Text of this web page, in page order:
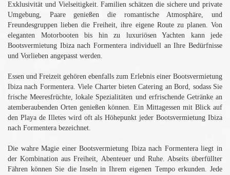
Exklusivität und Vielseitigkeit. Familien schätzen die sichere und private
Umgebung, Paare genießen die romantische Atmosphäre, und
Freundesgruppen lieben die Freiheit, ihre eigene Route zu planen. Von
eleganten Motorbooten bis hin zu luxuriösen Yachten kann jede
Bootsvermietung Ibiza nach Formentera individuell an Ihre Bedürfnisse
und Vorlieben angepasst werden.
Essen und Freizeit gehören ebenfalls zum Erlebnis einer Bootsvermietung
Ibiza nach Formentera. Viele Charter bieten Catering an Bord, sodass Sie
frische Meeresfrüchte, lokale Spezialitäten und erfrischende Getränke an
atemberaubenden Orten genießen können. Ein Mittagessen mit Blick auf
den Playa de Illetes wird oft als Höhepunkt jeder Bootsvermietung Ibiza
nach Formentera bezeichnet.
Die wahre Magie einer Bootsvermietung Ibiza nach Formentera liegt in
der Kombination aus Freiheit, Abenteuer und Ruhe. Abseits überfüllter
Fähren können Sie die Inseln in Ihrem eigenen Tempo erkunden. Jede